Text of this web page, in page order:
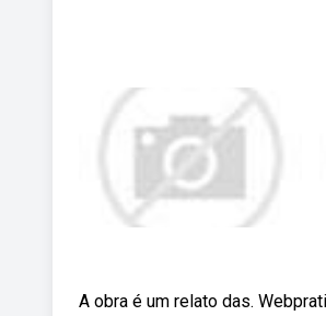
A obra é um relato das.